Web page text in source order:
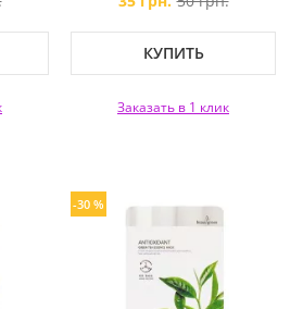
КУПИТЬ
Заказать в 1 клик
-30 %